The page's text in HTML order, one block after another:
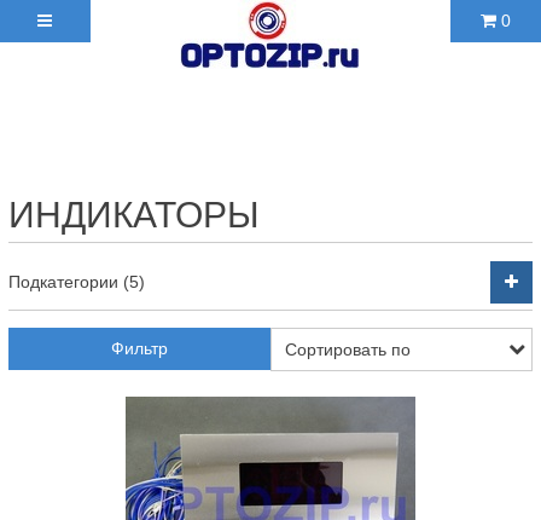
0
ИНДИКАТОРЫ
Подкатегории (5)
Фильтр